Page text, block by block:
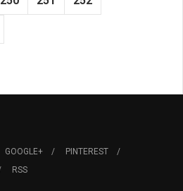
GOOGLE+
PINTEREST
RSS